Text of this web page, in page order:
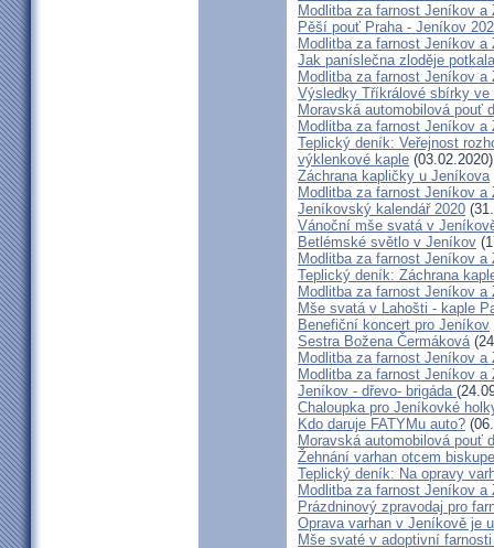
Modlitba za farnost Jeníkov a
Pěší pouť Praha - Jeníkov
Modlitba za farnost Jeníkov a
Jak paníslečna zloděje potkala
Modlitba za farnost Jeníkov a
Výsledky Tříkrálové sbírky
Moravská automobilová pouť
Modlitba za farnost Jeníkov a
Teplický deník: Veřejnost
výklenkové kaple (03.02.2020)
Záchrana kapličky u Jeníkova
Modlitba za farnost Jeníkov a
Jeníkovský kalendář 2020
Vánoční mše svatá v
Betlémské světlo v Jeníkov
Modlitba za farnost Jeníkov a
Teplický deník: Záchrana
Modlitba za farnost Jeníkov a
Mše svatá v Lahošti - kaple
Benefiční koncert pro Jeníkov
Sestra Božena Čermáková
Modlitba za farnost Jeníkov a
Modlitba za farnost Jeníkov a
Jeníkov - dřevo- brigáda
Chaloupka pro Jeníkovké
Kdo daruje FATYMu auto?
Moravská automobilová pouť
Žehnání varhan otcem
Teplický deník: Na opravy
Modlitba za farnost Jeníkov a
Prázdninový zpravodaj pro
Oprava varhan v Jeníkově je
Mše svaté v adoptivní